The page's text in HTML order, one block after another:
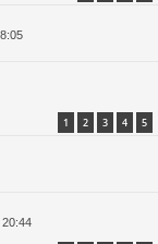
1 2 3 4 5